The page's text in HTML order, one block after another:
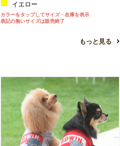
イエロー
カラーをタップしてサイズ・在庫を表示
表記の無いサイズは販売終了
もっと見る